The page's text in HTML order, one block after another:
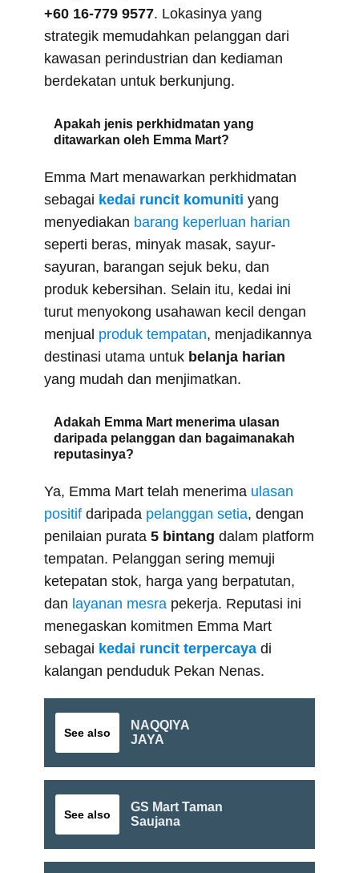
+60 16-779 9577. Lokasinya yang
strategik memudahkan pelanggan dari
kawasan perindustrian dan kediaman
berdekatan untuk berkunjung.
Apakah jenis perkhidmatan yang
ditawarkan oleh Emma Mart?
Emma Mart menawarkan perkhidmatan
sebagai kedai runcit komuniti yang
menyediakan barang keperluan harian
seperti beras, minyak masak, sayur-
sayuran, barangan sejuk beku, dan
produk kebersihan. Selain itu, kedai ini
turut menyokong usahawan kecil dengan
menjual produk tempatan, menjadikannya
destinasi utama untuk belanja harian
yang mudah dan menjimatkan.
Adakah Emma Mart menerima ulasan
daripada pelanggan dan bagaimanakah
reputasinya?
Ya, Emma Mart telah menerima ulasan
positif daripada pelanggan setia, dengan
penilaian purata 5 bintang dalam platform
tempatan. Pelanggan sering memuji
ketepatan stok, harga yang berpatutan,
dan layanan mesra pekerja. Reputasi ini
menegaskan komitmen Emma Mart
sebagai kedai runcit terpercaya di
kalangan penduduk Pekan Nenas.
See also
NAQQIYA
JAYA
See also
GS Mart Taman
Saujana